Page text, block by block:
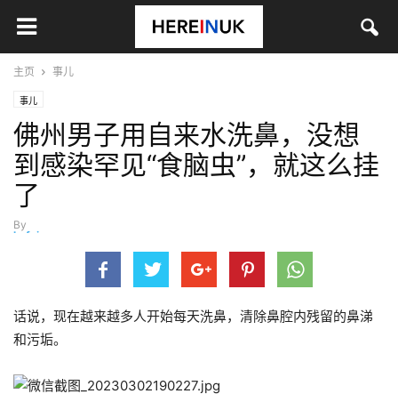
主页 事儿
事儿
佛州男子用自来水洗鼻，没想
到感染罕见“食脑虫”，就这么挂
了
By
hefei
话说，现在越来越多人开始每天洗鼻，清除鼻腔内残留的鼻涕
和污垢。